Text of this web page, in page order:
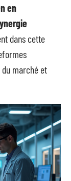
en
dans cette
marché et